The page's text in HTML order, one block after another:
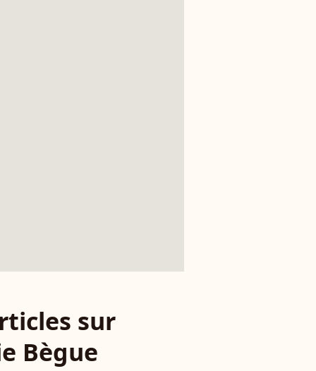
sur
Bègue